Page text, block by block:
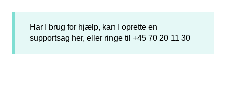
Har I brug for hjælp, kan I oprette en
supportsag her, eller ringe til +45 70 20 11 30